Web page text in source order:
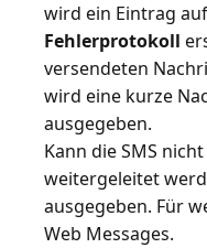
wird ein Eintrag
Fehlerprotokoll
versendeten
wird eine kurze
ausgegeben.
Kann die SMS
weitergeleitet
ausgegeben. Für
Web Messages.